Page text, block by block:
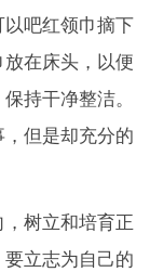
吧红领巾摘下
在床头，以便
持干净整洁。
但是却充分的
树立和培育正
立志为自己的